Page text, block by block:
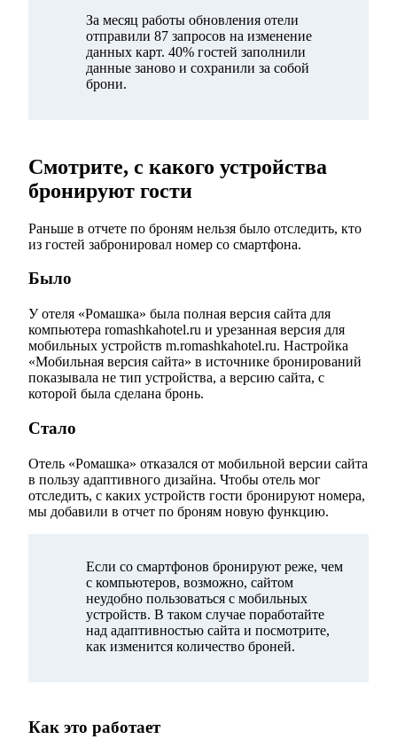
За месяц работы обновления отели
отправили 87 запросов на изменение
данных карт. 40% гостей заполнили
данные заново и сохранили за собой
брони.
Смотрите, с какого устройства
бронируют гости
Раньше в отчете по броням нельзя было отследить, кто
из гостей забронировал номер со смартфона.
Было
У отеля «Ромашка» была полная версия сайта для
компьютера romashkahotel.ru и урезанная версия для
мобильных устройств m.romashkahotel.ru. Настройка
«Мобильная версия сайта» в источнике бронирований
показывала не тип устройства, а версию сайта, с
которой была сделана бронь.
Стало
Отель «Ромашка» отказался от мобильной версии сайта
в пользу адаптивного дизайна. Чтобы отель мог
отследить, с каких устройств гости бронируют номера,
мы добавили в отчет по броням новую функцию.
Если со смартфонов бронируют реже, чем
с компьютеров, возможно, сайтом
неудобно пользоваться с мобильных
устройств. В таком случае поработайте
над адаптивностью сайта и посмотрите,
как изменится количество броней.
Как это работает